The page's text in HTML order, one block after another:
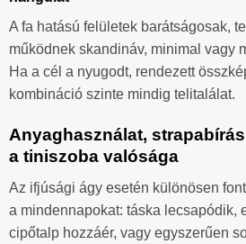
A fa hatású felületek barátságosak,
működnek skandináv, minimal vagy
Ha a cél a nyugodt, rendezett
kombináció szinte mindig telitalálat.
Anyaghasználat,
a tiniszoba valósága
Az ifjúsági ágy esetén különösen
a mindennapokat: táska lecsapódik,
cipőtalp hozzáér, vagy egyszerűen